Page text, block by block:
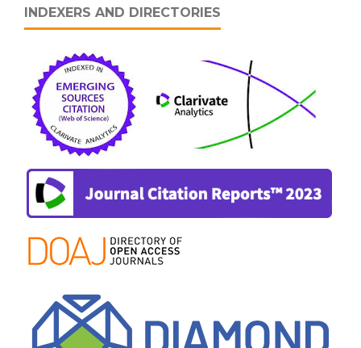
INDEXERS AND DIRECTORIES